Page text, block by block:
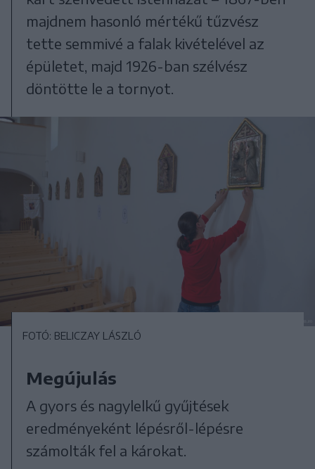
majdnem hasonló mértékű tűzvész
tette semmivé a falak kivételével az
épületet, majd 1926-ban szélvész
döntötte le a tornyot.
FOTÓ: BELICZAY LÁSZLÓ
Megújulás
A gyors és nagylelkű gyűjtések
eredményeként lépésről-lépésre
számolták fel a károkat.